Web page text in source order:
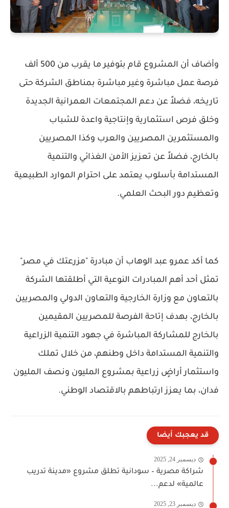
وأضاف أن المشروع قام بتوفير ما يقرب من 500 ألف
فرصة عمل مباشرة وغير مباشرة بمناطق الشركة حتى
تاريخه، فضلاً عن دعم المجتمعات العمرانية الجديدة
وخلق فرص استثمارية وإنتاجية واعدة للشباب
والمستثمرين المصريين والعرب وكذا المصريين
بالخارج، فضلاً عن تعزيز الأمن الغذائي والتنمية
المستدامة بأسلوب يعتمد على احترام الموارد الطبيعية
وتعظيم دور البحث العلمي.
كما أكد عمرو عبد الوهاب أن مبادرة "مزرعتك في مصر"
تمثل أحد أهم المبادرات النوعية التي أطلقتها الشركة
بالتعاون مع وزارة الخارجية والتعاون الدولي والمصريين
بالخارج، بهدف إتاحة الفرصة للمصريين المقيمين
بالخارج للمشاركة المباشرة في جهود التنمية الزراعية
والتنمية المستدامة داخل وطنهم، من خلال تملك
واستثمار أراضٍ زراعية بمشروع المليون ونصف المليون
فدان، بما يعزز ارتباطهم بالاقتصاد الوطني.
قد يعجبك أيضا
ديسمبر 24, 2025
شراكة مصرية – سودانية تطلق مشروع «مدينة تدريب
عالمية» لدعم...
ديسمبر 23, 2025